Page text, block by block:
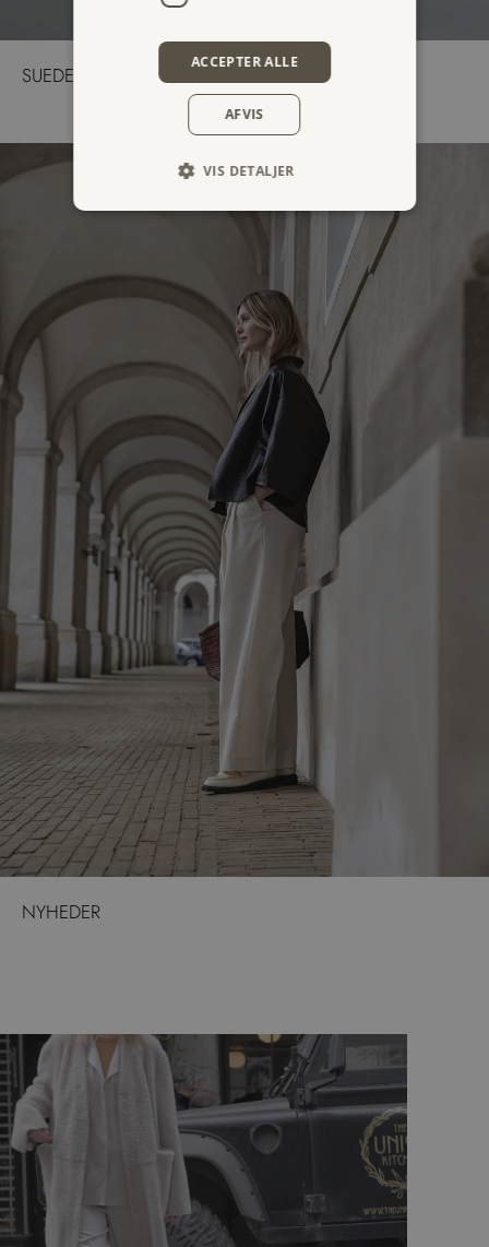
SUEDE
NYHEDER
ACCEPTER ALLE
AFVIS
VIS DETALJER